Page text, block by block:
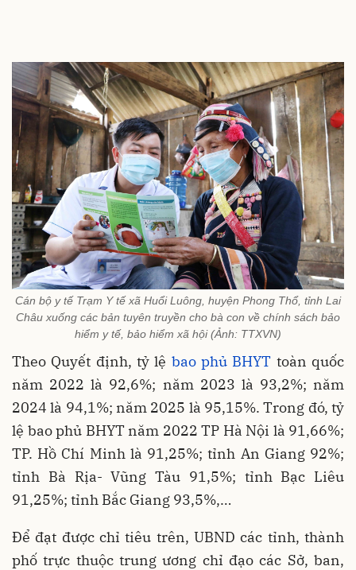
Cán bộ y tế Trạm Y tế xã Huổi Luông, huyện Phong Thổ, tỉnh Lai
Châu xuống các bản tuyên truyền cho bà con về chính sách bảo
hiểm y tế, bảo hiểm xã hội (Ảnh: TTXVN)
Theo Quyết định, tỷ lệ bao phủ BHYT toàn quốc
năm 2022 là 92,6%; năm 2023 là 93,2%; năm
2024 là 94,1%; năm 2025 là 95,15%. Trong đó, tỷ
lệ bao phủ BHYT năm 2022 TP Hà Nội là 91,66%;
TP. Hồ Chí Minh là 91,25%; tỉnh An Giang 92%;
tỉnh Bà Rịa- Vũng Tàu 91,5%; tỉnh Bạc Liêu
91,25%; tỉnh Bắc Giang 93,5%,…
Để đạt được chỉ tiêu trên, UBND các tỉnh, thành
phố trực thuộc trung ương chỉ đạo các Sở, ban,